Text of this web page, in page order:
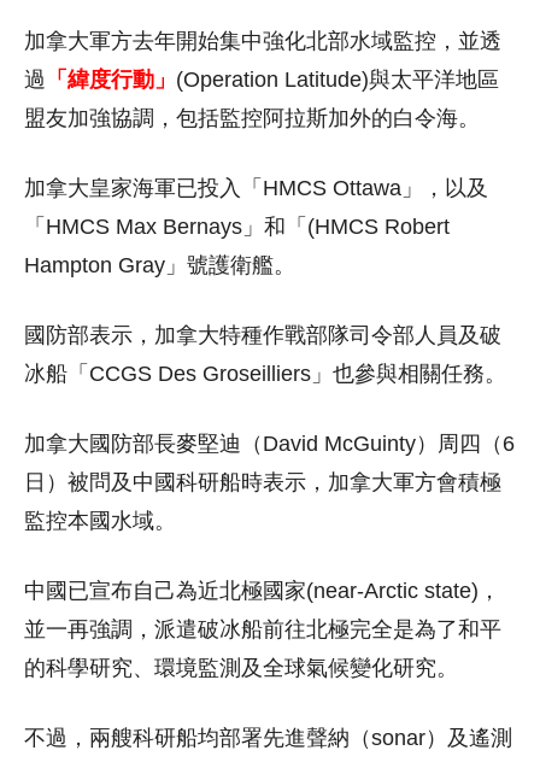
加拿大軍方去年開始集中強化北部水域監控，並透
過 「緯度行動」 (Operation Latitude)與太平洋地區
盟友加強協調，包括監控阿拉斯加外的白令海。
加拿大皇家海軍已投入「HMCS Ottawa」，以及
「HMCS Max Bernays」和「(HMCS Robert
Hampton Gray」號護衛艦。
國防部表示，加拿大特種作戰部隊司令部人員及破
冰船「CCGS Des Groseilliers」也參與相關任務。
加拿大國防部長麥堅迪（David McGuinty）周四（6
日）被問及中國科研船時表示，加拿大軍方會積極
監控本國水域。
中國已宣布自己為近北極國家(near-Arctic state)，
並一再強調，派遣破冰船前往北極完全是為了和平
的科學研究、環境監測及全球氣候變化研究。
不過，兩艘科研船均部署先進聲納（sonar）及遙測